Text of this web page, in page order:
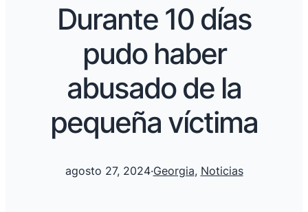
Durante 10 días
pudo haber
abusado de la
pequeña víctima
agosto 27, 2024·Georgia, Noticias